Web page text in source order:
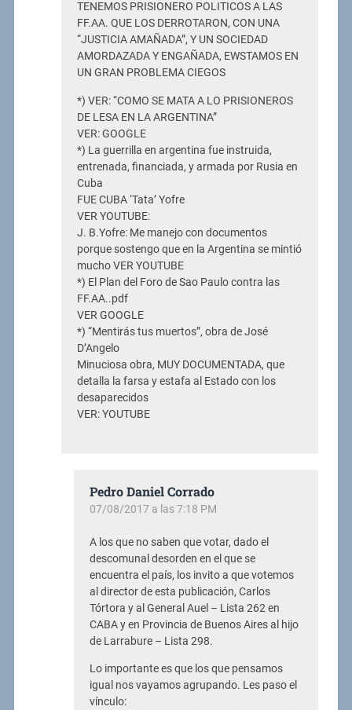
TENEMOS PRISIONERO POLITICOS A LAS
FF.AA. QUE LOS DERROTARON, CON UNA
“JUSTICIA AMAÑADA”, Y UN SOCIEDAD
AMORDAZADA Y ENGAÑADA, EWSTAMOS EN
UN GRAN PROBLEMA CIEGOS
*) VER: “COMO SE MATA A LO PRISIONEROS
DE LESA EN LA ARGENTINA”
VER: GOOGLE
*) La guerrilla en argentina fue instruida,
entrenada, financiada, y armada por Rusia en
Cuba
FUE CUBA ‘Tata’ Yofre
VER YOUTUBE:
J. B.Yofre: Me manejo con documentos
porque sostengo que en la Argentina se mintió
mucho VER YOUTUBE
*) El Plan del Foro de Sao Paulo contra las
FF.AA..pdf
VER GOOGLE
*) “Mentirás tus muertos”, obra de José
D’Angelo
Minuciosa obra, MUY DOCUMENTADA, que
detalla la farsa y estafa al Estado con los
desaparecidos
VER: YOUTUBE
Pedro Daniel Corrado
07/08/2017 a las 7:18 PM
A los que no saben que votar, dado el
descomunal desorden en el que se
encuentra el país, los invito a que votemos
al director de esta publicación, Carlos
Tórtora y al General Auel – Lista 262 en
CABA y en Provincia de Buenos Aires al hijo
de Larrabure – Lista 298.
Lo importante es que los que pensamos
igual nos vayamos agrupando. Les paso el
vínculo: